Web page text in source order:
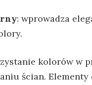
: wprowadza‍
⁤kolorów w​
ścian.